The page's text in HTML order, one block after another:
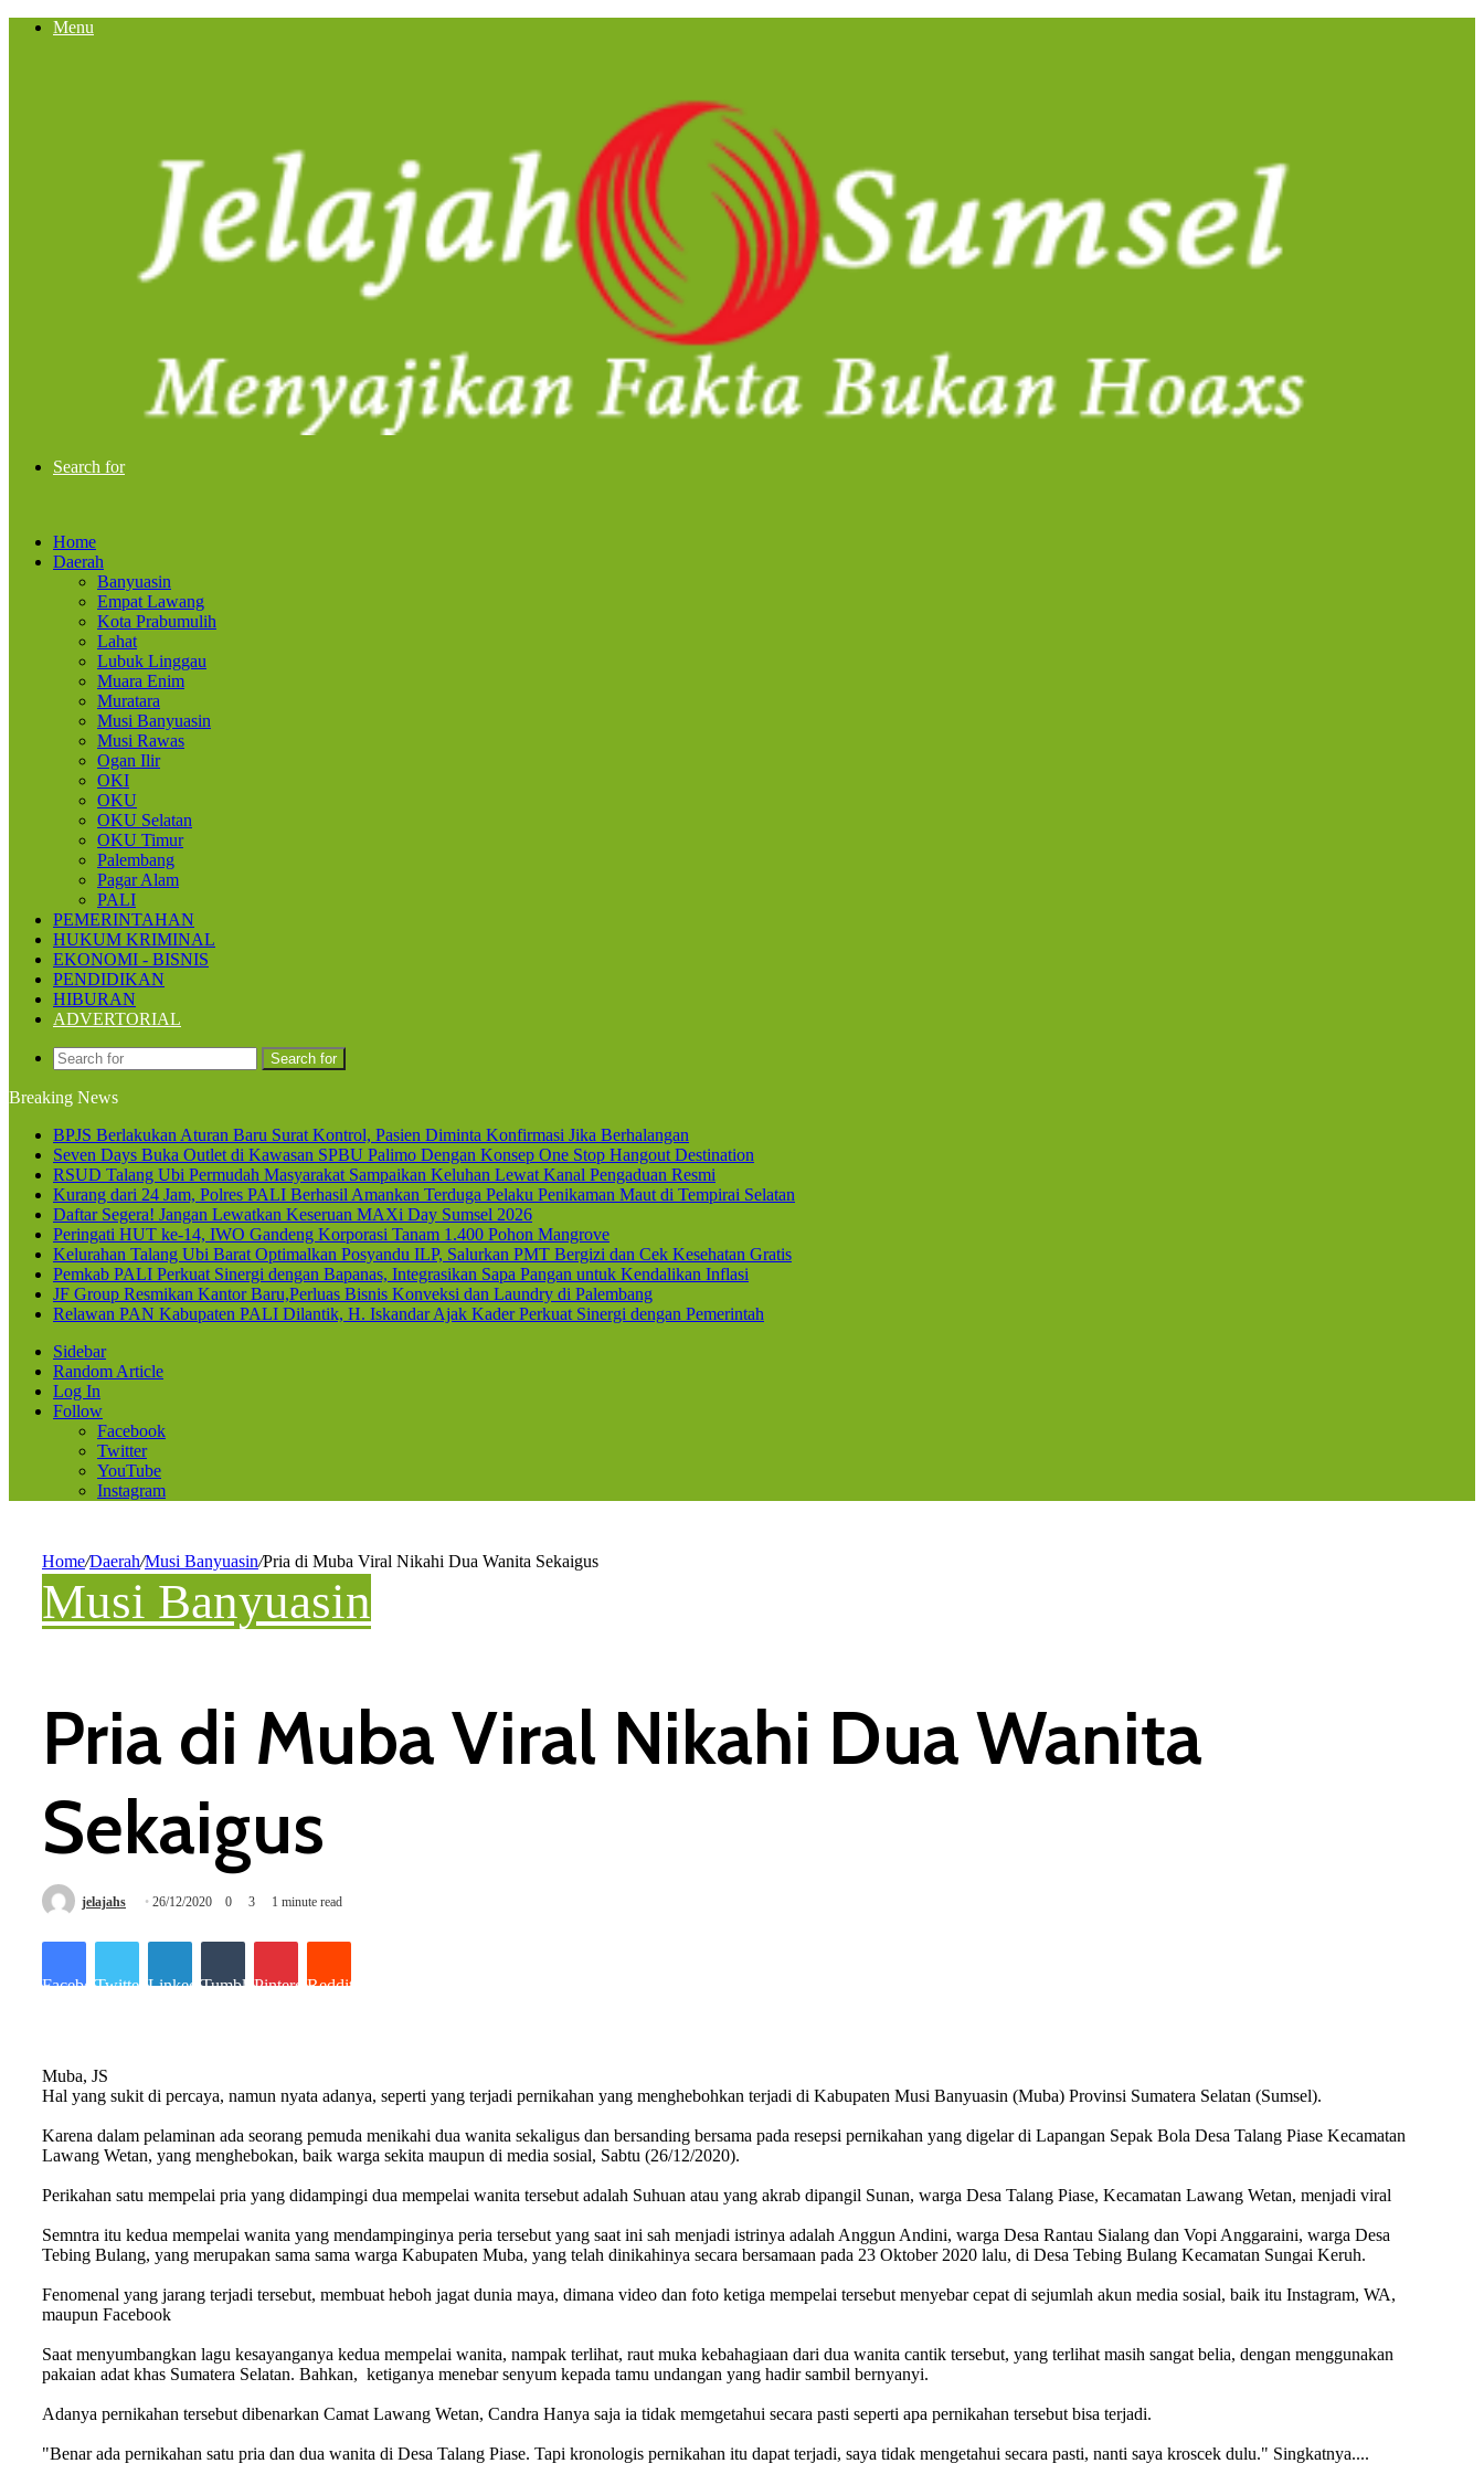
Menu
Search for
Home
Daerah
Banyuasin
Empat Lawang
Kota Prabumulih
Lahat
Lubuk Linggau
Muara Enim
Muratara
Musi Banyuasin
Musi Rawas
Ogan Ilir
OKI
OKU
OKU Selatan
OKU Timur
Palembang
Pagar Alam
PALI
PEMERINTAHAN
HUKUM KRIMINAL
EKONOMI - BISNIS
PENDIDIKAN
HIBURAN
ADVERTORIAL
Search for
Breaking News
BPJS Berlakukan Aturan Baru Surat Kontrol, Pasien Diminta Konfirmasi Jika Berhalangan
Seven Days Buka Outlet di Kawasan SPBU Palimo Dengan Konsep One Stop Hangout Destination
RSUD Talang Ubi Permudah Masyarakat Sampaikan Keluhan Lewat Kanal Pengaduan Resmi
Kurang dari 24 Jam, Polres PALI Berhasil Amankan Terduga Pelaku Penikaman Maut di Tempirai Selatan
Daftar Segera! Jangan Lewatkan Keseruan MAXi Day Sumsel 2026
Peringati HUT ke-14, IWO Gandeng Korporasi Tanam 1.400 Pohon Mangrove
Kelurahan Talang Ubi Barat Optimalkan Posyandu ILP, Salurkan PMT Bergizi dan Cek Kesehatan Gratis
Pemkab PALI Perkuat Sinergi dengan Bapanas, Integrasikan Sapa Pangan untuk Kendalikan Inflasi
JF Group Resmikan Kantor Baru,Perluas Bisnis Konveksi dan Laundry di Palembang
Relawan PAN Kabupaten PALI Dilantik, H. Iskandar Ajak Kader Perkuat Sinergi dengan Pemerintah
Sidebar
Random Article
Log In
Follow
Facebook
Twitter
YouTube
Instagram
Home/Daerah/Musi Banyuasin/Pria di Muba Viral Nikahi Dua Wanita Sekaigus
Musi Banyuasin
Pria di Muba Viral Nikahi Dua Wanita
Sekaigus
jelajahs 26/12/2020 0 3 1 minute read
FacebookTwitter LinkedInTumblr PinterestReddit
Muba, JS
Hal yang sukit di percaya, namun nyata adanya, seperti yang terjadi pernikahan yang menghebohkan terjadi di Kabupaten Musi Banyuasin (Muba) Provinsi Sumatera Selatan (Sumsel).
Karena dalam pelaminan ada seorang pemuda menikahi dua wanita sekaligus dan bersanding bersama pada resepsi pernikahan yang digelar di Lapangan Sepak Bola Desa Talang Piase Kecamatan
Lawang Wetan, yang menghebokan, baik warga sekita maupun di media sosial, Sabtu (26/12/2020).
Perikahan satu mempelai pria yang didampingi dua mempelai wanita tersebut adalah Suhuan atau yang akrab dipangil Sunan, warga Desa Talang Piase, Kecamatan Lawang Wetan, menjadi viral
Semntra itu kedua mempelai wanita yang mendampinginya peria tersebut yang saat ini sah menjadi istrinya adalah Anggun Andini, warga Desa Rantau Sialang dan Vopi Anggaraini, warga Desa
Tebing Bulang, yang merupakan sama sama warga Kabupaten Muba, yang telah dinikahinya secara bersamaan pada 23 Oktober 2020 lalu, di Desa Tebing Bulang Kecamatan Sungai Keruh.
Fenomenal yang jarang terjadi tersebut, membuat heboh jagat dunia maya, dimana video dan foto ketiga mempelai tersebut menyebar cepat di sejumlah akun media sosial, baik itu Instagram, WA,
maupun Facebook
Saat menyumbangkan lagu kesayanganya kedua mempelai wanita, nampak terlihat, raut muka kebahagiaan dari dua wanita cantik tersebut, yang terlihat masih sangat belia, dengan menggunakan
pakaian adat khas Sumatera Selatan. Bahkan, ketiganya menebar senyum kepada tamu undangan yang hadir sambil bernyanyi.
Adanya pernikahan tersebut dibenarkan Camat Lawang Wetan, Candra Hanya saja ia tidak memgetahui secara pasti seperti apa pernikahan tersebut bisa terjadi.
"Benar ada pernikahan satu pria dan dua wanita di Desa Talang Piase. Tapi kronologis pernikahan itu dapat terjadi, saya tidak mengetahui secara pasti, nanti saya kroscek dulu." Singkatnya....